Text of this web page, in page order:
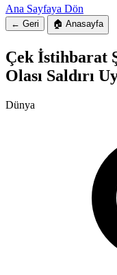
Ana Sayfaya Dön
← Geri 🏠 Anasayfa
Çek İstihbarat
Olası Saldırı
Dünya